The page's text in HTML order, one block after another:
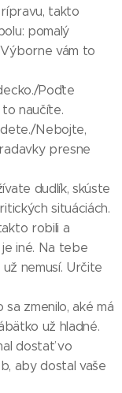
takto
pomalý
vám to
Poďte
naučíte.
Nebojte,
presne
dudlík, skúste
situáciách.
robili a
iné. Na tebe
nemusí. Určite
sa zmenilo, aké má
už hladné.
dostať vo
aby dostal vaše